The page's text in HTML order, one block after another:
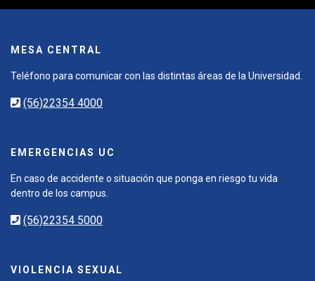
MESA CENTRAL
Teléfono para comunicar con las distintas áreas de la Universidad.
(56)22354 4000
EMERGENCIAS UC
En caso de accidente o situación que ponga en riesgo tu vida
dentro de los campus.
(56)22354 5000
VIOLENCIA SEXUAL